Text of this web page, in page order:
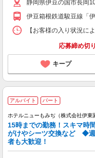
静岡県伊豆の国市長岡
伊豆箱根鉄道駿豆線「
【お客様の入り状況に
応募締め切
キープ
アルバイト パート
ホテルニューもみぢ（株式会社伊東
15時までの勤務！スキマ時
がけやシーツ交換など ◆
者も大歓迎！